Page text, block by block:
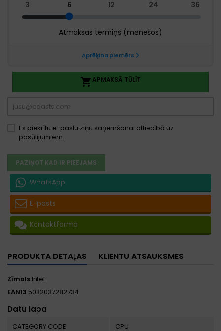
APMAKSĀ TŪLĪT
Es piekrītu e-pastu ziņu saņemšanai attiecībā uz
pasūtījumiem.
PAZIŅOT KAD IR PIEEJAMS
WhatsApp
E-pasts
Kontaktforma
PRODUKTA DETAĻAS KLIENTU ATSAUKSMES
Zīmols Intel
EAN13 5032037282734
Datu lapa
CATEGORY CODE CPU